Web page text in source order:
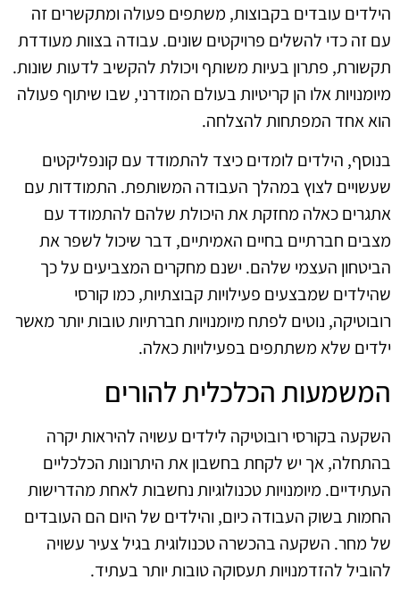
הילדים עובדים בקבוצות, משתפים פעולה ומתקשרים זה
עם זה כדי להשלים פרויקטים שונים. עבודה בצוות מעודדת
תקשורת, פתרון בעיות משותף ויכולת להקשיב לדעות שונות.
מיומנויות אלו הן קריטיות בעולם המודרני, שבו שיתוף פעולה
הוא אחד המפתחות להצלחה.
בנוסף, הילדים לומדים כיצד להתמודד עם קונפליקטים
שעשויים לצוץ במהלך העבודה המשותפת. התמודדות עם
אתגרים כאלה מחזקת את היכולת שלהם להתמודד עם
מצבים חברתיים בחיים האמיתיים, דבר שיכול לשפר את
הביטחון העצמי שלהם. ישנם מחקרים המצביעים על כך
שהילדים שמבצעים פעילויות קבוצתיות, כמו קורסי
רובוטיקה, נוטים לפתח מיומנויות חברתיות טובות יותר מאשר
ילדים שלא משתתפים בפעילויות כאלה.
המשמעות הכלכלית להורים
השקעה בקורסי רובוטיקה לילדים עשויה להיראות יקרה
בהתחלה, אך יש לקחת בחשבון את היתרונות הכלכליים
העתידיים. מיומנויות טכנולוגיות נחשבות לאחת מהדרישות
החמות בשוק העבודה כיום, והילדים של היום הם העובדים
של מחר. השקעה בהכשרה טכנולוגית בגיל צעיר עשויה
להוביל להזדמנויות תעסוקה טובות יותר בעתיד.